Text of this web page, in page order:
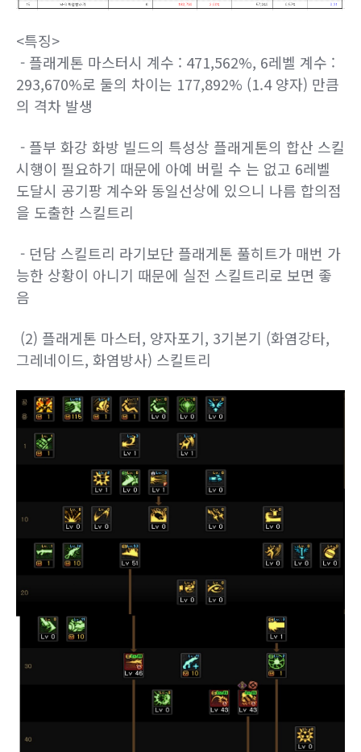
<특징>
- 플래게톤 마스터시 계수 : 471,562%, 6레벨 계수 :
293,670%로 둘의 차이는 177,892% (1.4 양자) 만큼
의 격차 발생
- 플부 화강 화방 빌드의 특성상 플래게톤의 합산 스킬
시행이 필요하기 때문에 아예 버릴 수 는 없고 6레벨
도달시 공기팡 계수와 동일선상에 있으니 나름 합의점
을 도출한 스킬트리
- 던담 스킬트리 라기보단 플래게톤 풀히트가 매번 가
능한 상황이 아니기 때문에 실전 스킬트리로 보면 좋
음
(2) 플래게톤 마스터, 양자포기, 3기본기 (화염강타,
그레네이드, 화염방사) 스킬트리